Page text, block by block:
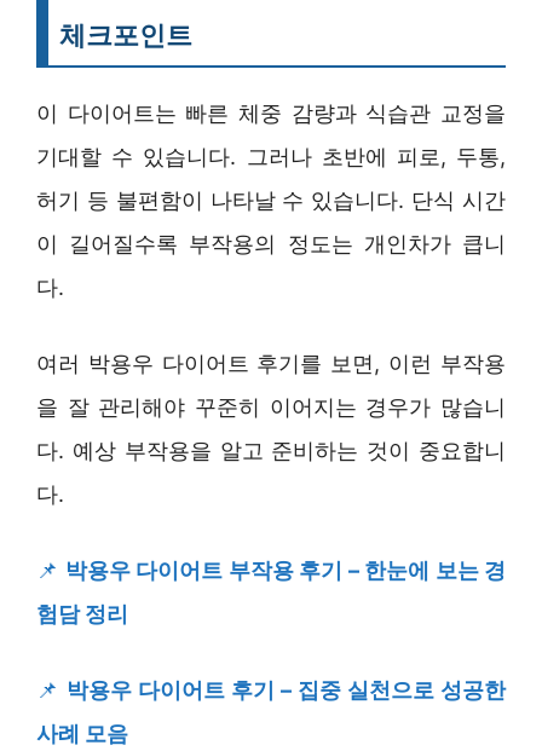
체크포인트
이 다이어트는 빠른 체중 감량과 식습관 교정을
기대할 수 있습니다. 그러나 초반에 피로, 두통,
허기 등 불편함이 나타날 수 있습니다. 단식 시간
이 길어질수록 부작용의 정도는 개인차가 큽니
다.
여러 박용우 다이어트 후기를 보면, 이런 부작용
을 잘 관리해야 꾸준히 이어지는 경우가 많습니
다. 예상 부작용을 알고 준비하는 것이 중요합니
다.
📌 박용우 다이어트 부작용 후기 – 한눈에 보는 경
험담 정리
📌 박용우 다이어트 후기 – 집중 실천으로 성공한
사례 모음